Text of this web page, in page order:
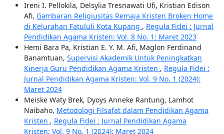
Ireni I. Pellokila, Delsylia Tresnawati Ufi, Kristian Edison
Afi, Gambaran Religiusitas Remaja Kristen Broken Home
di Kelurahan Fatululi Kota Kupang , Regula Fidei : Jurnal
Pendidikan Agama Kristen: Vol. 8 No. 1: Maret 2023
Hemi Bara Pa, Kristian E. Y. M. Afi, Maglon Ferdinand
Banamtuan, Supervisi Akademik Untuk Peningkatkan
Kinerja Guru Pendidikan Agama Kristen , Regula Fidei :
Jurnal Pendidikan Agama Kristen: Vol. 9 No. 1 (2024):
Maret 2024
Meiske Waty Brek, Dyoys Anneke Rantung, Lamhot
Naibaho, Metodologi Filsafat dalam Pendidikan Agama
Kristen , Regula Fidei : Jurnal Pendidikan Agama
Kristen: Vol. 9 No. 1 (2024): Maret 2024